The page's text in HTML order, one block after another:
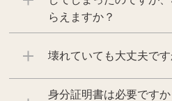
らえますか？
壊れていても大丈夫です
身分証明書は必要です